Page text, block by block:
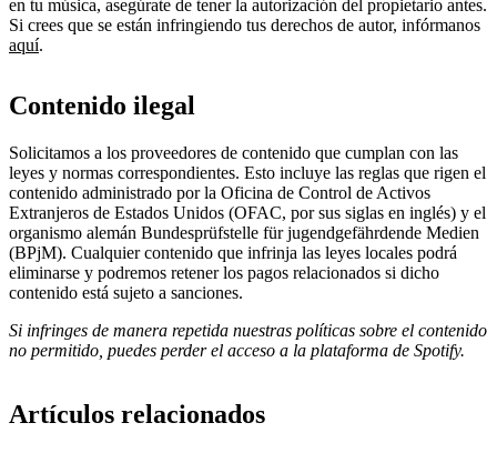
en tu música, asegúrate de tener la autorización del propietario antes.
Si crees que se están infringiendo tus derechos de autor, infórmanos
aquí.
Contenido ilegal
Solicitamos a los proveedores de contenido que cumplan con las
leyes y normas correspondientes. Esto incluye las reglas que rigen el
contenido administrado por la Oficina de Control de Activos
Extranjeros de Estados Unidos (OFAC, por sus siglas en inglés) y el
organismo alemán ​Bundesprüfstelle für jugendgefährdende Medien
(BPjM). Cualquier contenido que infrinja las leyes locales podrá
eliminarse y podremos retener los pagos relacionados si dicho
contenido está sujeto a sanciones.
Si infringes de manera repetida nuestras políticas sobre el contenido
no permitido, puedes perder el acceso a la plataforma de Spotify.
Artículos relacionados